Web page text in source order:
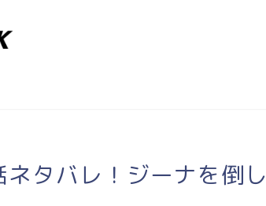
タバレ！ジーナを倒し